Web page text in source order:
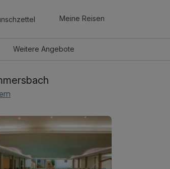
Meine Reisen
WeitereAngebote